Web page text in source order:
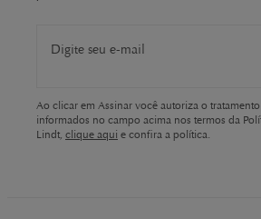
Digite seu e-mail
Ao clicar em Assinar você autoriza o
informados no campo acima nos termos da
Lindt, clique aqui e confira a política.